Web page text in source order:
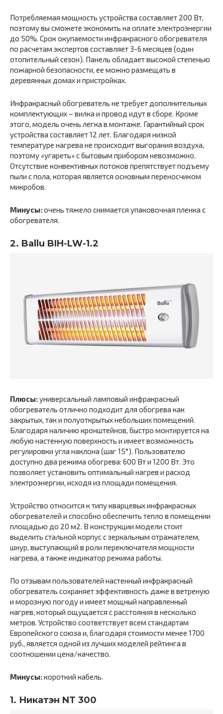
Потребляемая мощность устройства составляет 200 Вт,
поэтому вы сможете экономить на оплате электроэнергии
до 50%. Срок окупаемости инфракрасного обогревателя
по расчетам экспертов составляет 3-6 месяцев (один
отопительный сезон). Панель обладает высокой степенью
пожарной безопасности, ее можно размещать в
деревянных домах и пристройках.
Инфракрасный обогреватель не требует дополнительных
комплектующих – вилка и провод идут в сборе. Кроме
этого, модель очень легка в монтаже. Гарантийный срок
устройства составляет 12 лет. Благодаря низкой
температуре нагрева не происходит выгорания воздуха,
поэтому «угареть» с бытовым прибором невозможно.
Отсутствие конвективных потоков препятствует подъему
пыли с пола, которая является основным переносчиком
микробов.
Минусы:очень тяжело снимается упаковочная пленка с
обогревателя.
2. Ballu BIH-LW-1.2
Плюсы:универсальный ламповый инфракрасный
обогреватель отлично подходит для обогрева как
закрытых, так и полуоткрытых небольших помещений.
Благодаря наличию кронштейнов, быстро монтируется на
любую настенную поверхность и имеет возможность
регулировки угла наклона (шаг 15°). Пользователю
доступно два режима обогрева: 600 Вт и 1200 Вт. Это
позволяет установить оптимальный нагрев и расход
электроэнергии, исходя из площади помещения.
Устройство относится к типу кварцевых инфракрасных
обогревателей и способно обеспечить тепло в помещении
площадью до 20 м2. В конструкции модели стоит
выделить стальной корпус с зеркальным отражателем,
шнур, выступающий в роли переключателя мощности
нагрева, а также индикатор режима работы.
По отзывам пользователей настенный инфракрасный
обогреватель сохраняет эффективность даже в ветреную
и морозную погоду и имеет мощный направленный
нагрев, который ощущается с расстояния в несколько
метров. Устройство соответствует всем стандартам
Европейского союза и, благодаря стоимости менее 1700
руб., является одной из лучших моделей рейтинга в
соотношении цена/качество.
Минусы:короткий кабель.
1. Никатэн NT 300